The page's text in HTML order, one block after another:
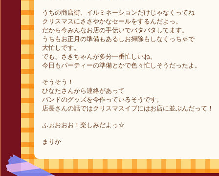
うちの商店街、イルミネーションだけじゃなくってね
クリスマスにささやかなセールをするんだよっ。
だから今みんなお店の手伝いでバタバタしてます。
うちもお正月の準備もあるしお掃除もしなくっちゃで
大忙しです。
でも、さきちゃんが多分一番忙しいね。
今日もパーティーの準備とかで色々忙しそうだったよ。
そうそう！
ひなたさんから連絡があって
バンドのグッズを今作っているそうです。
店長さんの話ではクリスマスイブにはお店に並ぶんだって！
ふぉおおお！楽しみだよっ☆
まりか